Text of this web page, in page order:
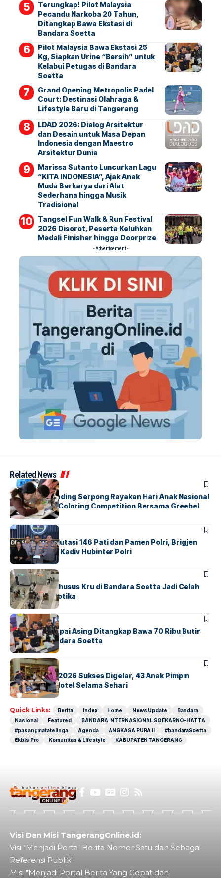
Terungkap! Pilot Malaysia
Pecandu Narkoba 20 Tahun,
Ditangkap Bawa Ekstasi di
Bandara Soetta
Pilot Malaysia Bawa Ekstasi 25
Kg, Siapkan Urine “Bersih” untuk
Kelabui Petugas di Bandara
Soetta
Grand Opening Metropolis Padel
Court: Destinasi Olahraga &
Lifestyle Baru di Tangerang
LDAD 2026: Dialog Arsitektur
dan Desain untuk Masa Depan
Indonesia dengan Maestro
Arsitektur Dunia
Marissa Sutanto Luncurkan Lagu
“KITA INDONESIA”, Ajak Anak
Muda Berkarya dari Alat
Sederhana hingga Musik
Tradisional
Tangsel Fun Walk & Run Festival
2026 Disorot, Peserta Keluhkan
Medali Finisher hingga Doorprize
- Advertisement -
Related News
BERITAINDEX
Atria Hotel Gading Serpong Rayakan Hari Anak Nasional
Lewat Family Coloring Competition Bersama Greebel
Indonesia
BERITA
Mabes Polri Mutasi 146 Pati dan Pamen Polri, Brigjen
Untung Jabat Kadiv Hubinter Polri
BANDARABERITA
Ketika Jalur Khusus Kru di Bandara Soetta Jadi Celah
Sindikat Narkotika
BANDARA BERITA
Kopilot Maskapai Asing Ditangkap Bawa 70 Ribu Butir
Ekstasi di Bandara Soetta
BERITAINDEX
GM For A Day 2026 Sukses Digelar, 43 Anak Pimpin
Operasional Hotel Selama Sehari
Quick Links: Berita Index Home News Update
Bandara
Nasional
Featured
BANDARA INTERNASIONAL SOEKARNO-HATTA
#pasangmatatelinga
Agenda ANGKASA PURA II
#bandaraSoetta
Ekbis Pro
Komunitas & Lifestyle KABUPATEN TANGERANG
Visi Dan Misi TangerangOnline.id:
Visi "Menjadi Portal Berita Nomor Satu dan Sebagai
Referensi Publik"
Misi "Menjadi Portal Berita Yang Cepat dan